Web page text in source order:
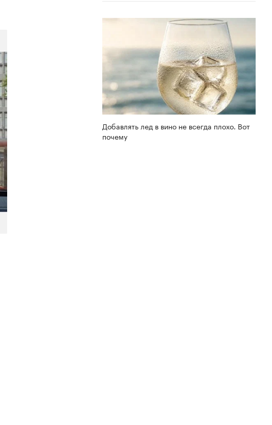
Добавлять лед в вино не всегда плохо. Вот
почему